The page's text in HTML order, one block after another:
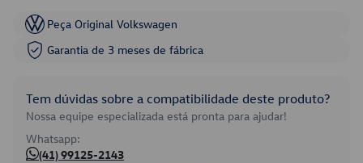
Peça Original Volkswagen
Garantia de 3 meses de fábrica
Tem dúvidas sobre a compatibilidade deste produto?
Nossa equipe especializada está pronta para ajudar!
Whatsapp:
(41) 99125-2143